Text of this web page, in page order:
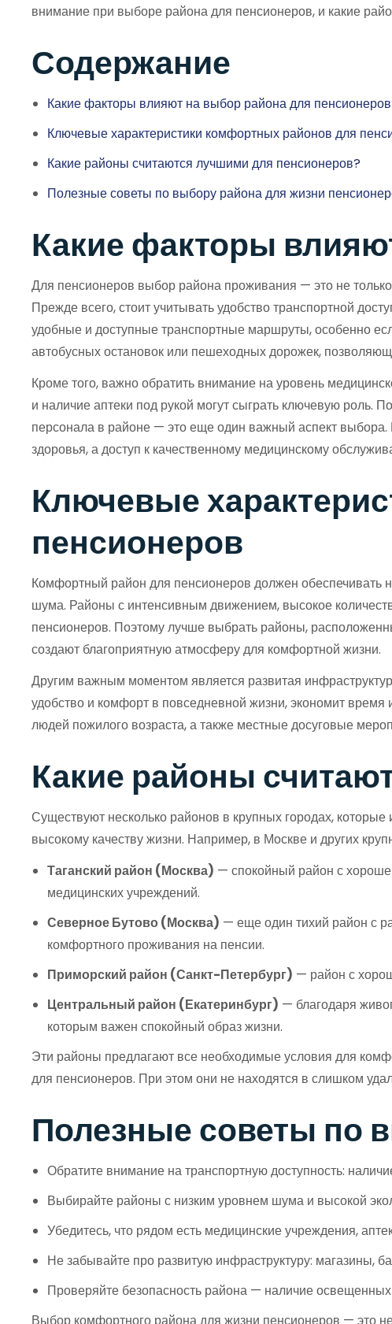
внимание при выборе района для пенсионеров, и какие
Содержание
Какие факторы влияют на выбор района для
Ключевые характеристики комфортных районов для
Какие районы считаются лучшими для пенсионеров?
Полезные советы по выбору района для жизни
Какие факторы
Для пенсионеров выбор района проживания — это не
Прежде всего, стоит учитывать удобство транспортной
удобные и доступные транспортные маршруты, особенно
автобусных остановок или пешеходных дорожек,
Кроме того, важно обратить внимание на уровень
и наличие аптеки под рукой могут сыграть ключевую роль.
персонала в районе — это еще один важный аспект выбора.
здоровья, а доступ к качественному медицинскому
Ключевые
пенсионеров
Комфортный район для пенсионеров должен обеспечивать
шума. Районы с интенсивным движением, высокое
пенсионеров. Поэтому лучше выбрать районы,
создают благоприятную атмосферу для комфортной жизни.
Другим важным моментом является развитая
удобство и комфорт в повседневной жизни, экономит
людей пожилого возраста, а также местные досуговые
Какие районы
Существуют несколько районов в крупных городах,
высокому качеству жизни. Например, в Москве и других
Таганский район (Москва) — спокойный район с
медицинских учреждений.
Северное Бутово (Москва) — еще один тихий район с
комфортного проживания на пенсии.
Приморский район (Санкт-Петербург) — район с
Центральный район (Екатеринбург) — благодаря
которым важен спокойный образ жизни.
Эти районы предлагают все необходимые условия для
для пенсионеров. При этом они не находятся в слишком
Полезные советы по
Обратите внимание на транспортную доступность:
Выбирайте районы с низким уровнем шума и высокой
Убедитесь, что рядом есть медицинские учреждения,
Не забывайте про развитую инфраструктуру: магазины,
Проверяйте безопасность района — наличие